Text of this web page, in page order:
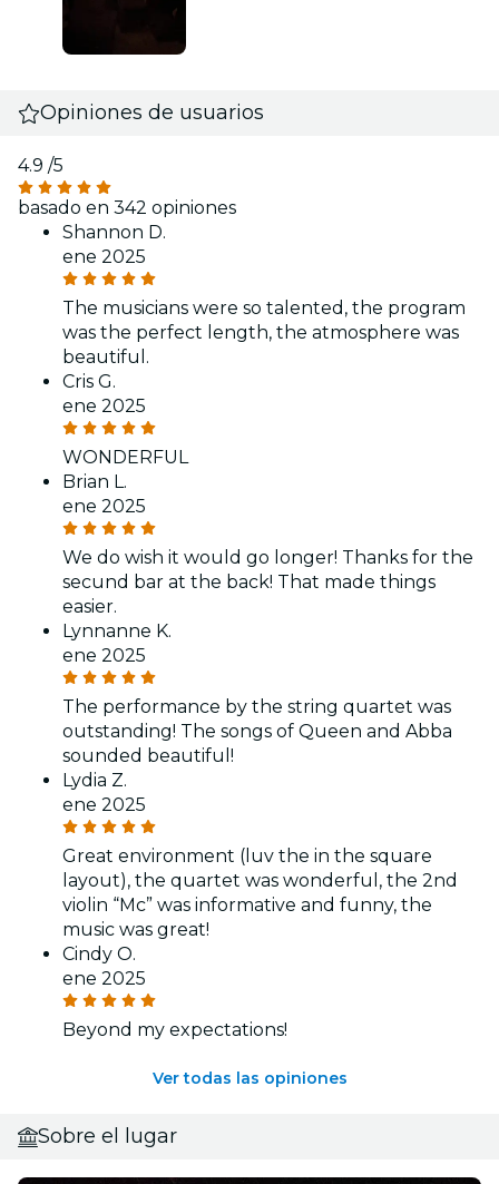
Opiniones de usuarios
4.9 /5
basado en 342 opiniones
Shannon D.
ene 2025
The musicians were so talented, the program
was the perfect length, the atmosphere was
beautiful.
Cris G.
ene 2025
WONDERFUL
Brian L.
ene 2025
We do wish it would go longer! Thanks for the
secund bar at the back! That made things
easier.
Lynnanne K.
ene 2025
The performance by the string quartet was
outstanding! The songs of Queen and Abba
sounded beautiful!
Lydia Z.
ene 2025
Great environment (luv the in the square
layout), the quartet was wonderful, the 2nd
violin “Mc” was informative and funny, the
music was great!
Cindy O.
ene 2025
Beyond my expectations!
Ver todas las opiniones
Sobre el lugar